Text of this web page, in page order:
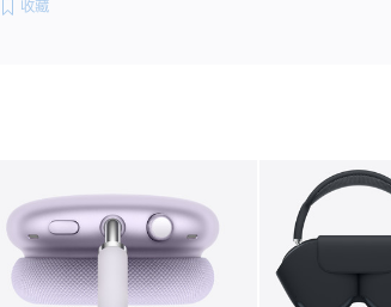
收藏
图库 图像 4